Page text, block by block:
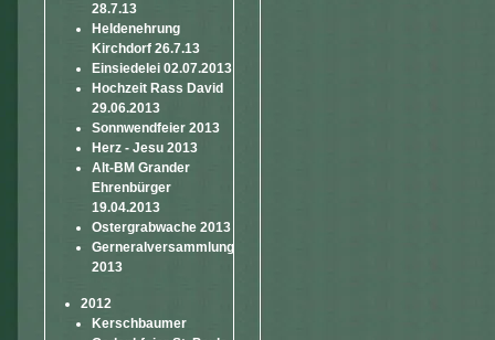
28.7.13
Heldenehrung
Kirchdorf 26.7.13
Einsiedelei 02.07.2013
Hochzeit Rass David
29.06.2013
Sonnwendfeier 2013
Herz - Jesu 2013
Alt-BM Grander
Ehrenbürger
19.04.2013
Ostergrabwache 2013
Gerneralversammlung
2013
2012
Kerschbaumer